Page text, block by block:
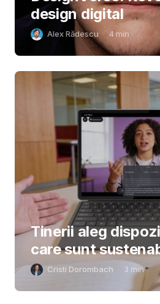
design digital
Alex Rădescu 4 min
Tinerii aleg
care sunt
Cristi Dorombach 3 min